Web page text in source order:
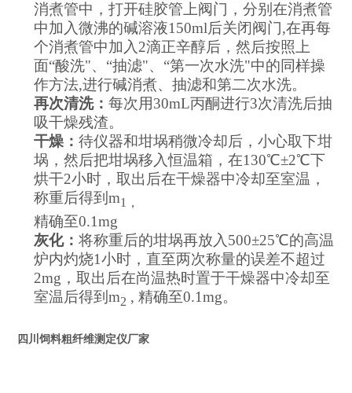
消煮管中，打开硅胶管上阀门，分别在消煮管
中加入微沸的碱溶液150ml后关闭阀门,在再每
个消煮管中加入2滴正辛醇后，然后按照上
面“酸洗"、“抽滤"、“第一次水洗"中的同样操
作方法,进行碱消煮、抽滤和第二次水洗。
再次清洗：每次用30mL丙酮进行3次清洗后抽
吸干燥残渣。
干燥：待仪器和坩埚稍微冷却后，小心取下坩
埚，然后把坩埚移入恒温箱，在130℃±2℃下
烘干2小时，取出后在干燥器中冷却至室温，
称重后得到m1 ，
精确至0.1mg
灰化：将称重后的坩埚再放入500±25℃的高温
炉内灼烧1小时，直至两次称量的误差不超过
2mg ，取出后在尚温热时置于干燥器中冷却至
室温后得到m2 ,精确至0.1mg。
四川饲料粗纤维测定仪厂家